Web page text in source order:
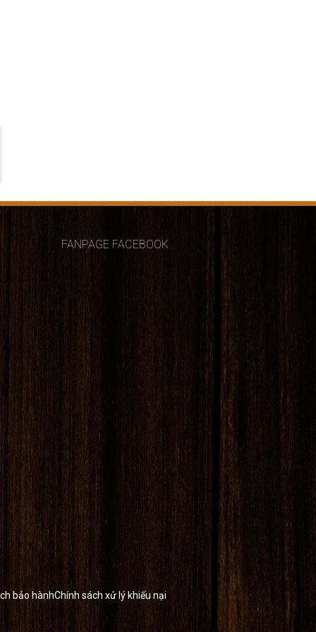
FANPAGE FACEBOOK
bảo hànhChính sách xử lý khiếu nại